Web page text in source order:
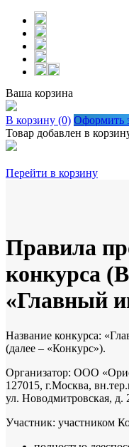
Ваша корзина
В корзину (0) Оформить
Товар добавлен в
Перейти в корзину
Правила
конкурса
«Главный
Название конкурса:
(далее – «Конкурс»).
Организатор: ООО
127015, г.Москва,
ул. Новодмитровская,
Участник: участником